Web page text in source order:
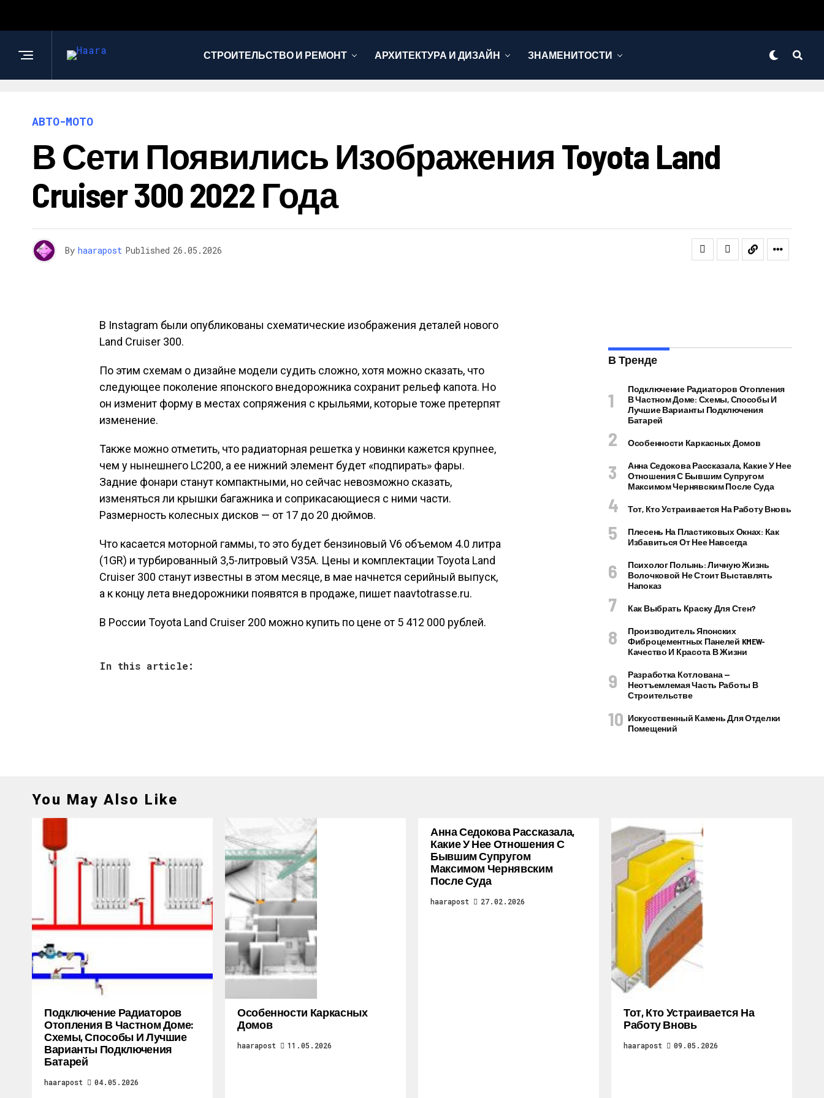
СТРОИТЕЛЬСТВО И РЕМОНТ АРХИТЕКТУРА И ДИЗАЙН ЗНАМЕНИТОСТИ
АВТО-МОТО
В Сети Появились Изображения Toyota Land
Cruiser 300 2022 Года
By haarapost Published 26.05.2026
В Instagram были опубликованы схематические изображения деталей нового
Land Cruiser 300.
По этим схемам о дизайне модели судить сложно, хотя можно сказать, что
следующее поколение японского внедорожника сохранит рельеф капота. Но
он изменит форму в местах сопряжения с крыльями, которые тоже претерпят
изменение.
Также можно отметить, что радиаторная решетка у новинки кажется крупнее,
чем у нынешнего LC200, а ее нижний элемент будет «подпирать» фары.
Задние фонари станут компактными, но сейчас невозможно сказать,
изменяться ли крышки багажника и соприкасающиеся с ними части.
Размерность колесных дисков — от 17 до 20 дюймов.
Что касается моторной гаммы, то это будет бензиновый V6 объемом 4.0 литра
(1GR) и турбированный 3,5-литровый V35A. Цены и комплектации Toyota Land
Cruiser 300 станут известны в этом месяце, в мае начнется серийный выпуск,
а к концу лета внедорожники появятся в продаже, пишет naavtotrasse.ru.
В России Toyota Land Cruiser 200 можно купить по цене от 5 412 000 рублей.
In this article:
В Тренде
Подключение Радиаторов Отопления
В Частном Доме: Схемы, Способы И
Лучшие Варианты Подключения
Батарей
Особенности Каркасных Домов
Анна Седокова Рассказала, Какие У Нее
Отношения С Бывшим Супругом
Максимом Чернявским После Суда
Тот, Кто Устраивается На Работу Вновь
Плесень На Пластиковых Окнах: Как
Избавиться От Нее Навсегда
Психолог Полынь: Личную Жизнь
Волочковой Не Стоит Выставлять
Напоказ
Как Выбрать Краску Для Стен?
Производитель Японских
Фиброцементных Панелей KMEW-
Качество И Красота В Жизни
Разработка Котлована —
Неотъемлемая Часть Работы В
Строительстве
Искусственный Камень Для Отделки
Помещений
You May Also Like
Подключение Радиаторов
Отопления В Частном Доме:
Схемы, Способы И Лучшие
Варианты Подключения
Батарей
haarapost 04.05.2026
Особенности Каркасных
Домов
haarapost 11.05.2026
Анна Седокова Рассказала,
Какие У Нее Отношения С
Бывшим Супругом
Максимом Чернявским
После Суда
haarapost 27.02.2026
Тот, Кто Устраивается На
Работу Вновь
haarapost 09.05.2026